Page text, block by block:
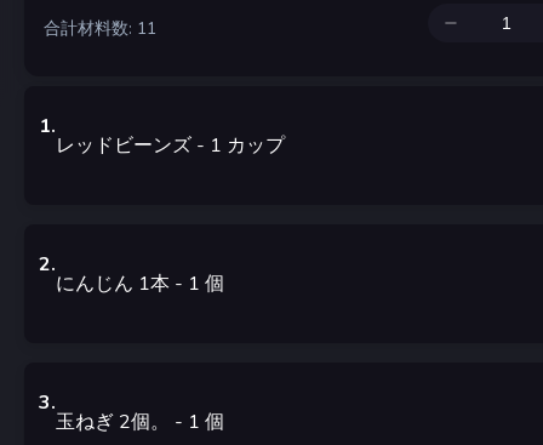
合計材料数: 11
1.
レッドビーンズ - 1 カップ
2.
にんじん 1本 - 1 個
3.
玉ねぎ 2個。 - 1 個